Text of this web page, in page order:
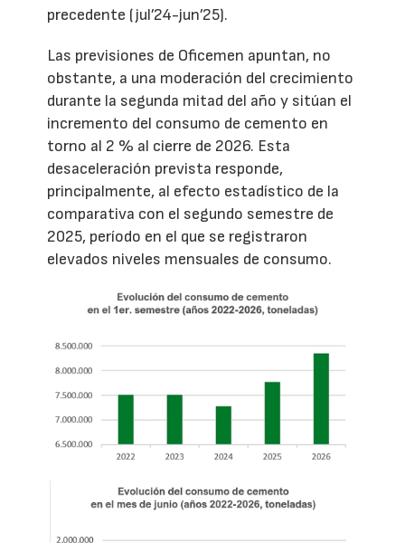
precedente (jul’24-jun’25).
Las previsiones de Oficemen apuntan, no
obstante, a una moderación del crecimiento
durante la segunda mitad del año y sitúan el
incremento del consumo de cemento en
torno al 2 % al cierre de 2026. Esta
desaceleración prevista responde,
principalmente, al efecto estadístico de la
comparativa con el segundo semestre de
2025, período en el que se registraron
elevados niveles mensuales de consumo.